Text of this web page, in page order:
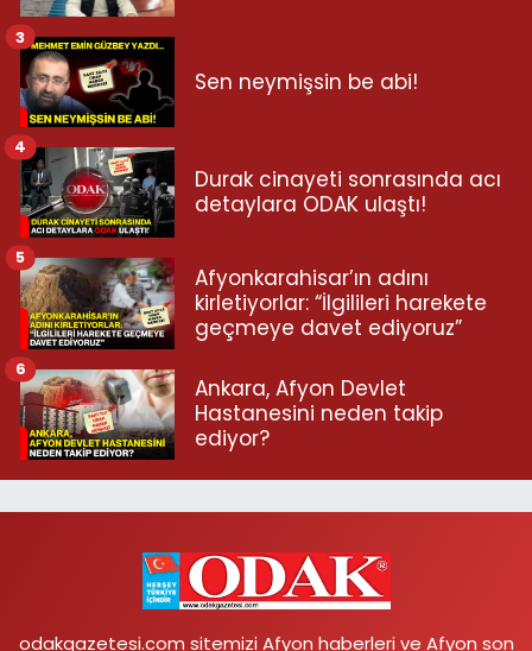
Sen neymişsin be abi!
3
Durak cinayeti sonrasında acı
detaylara ODAK ulaştı!
4
Afyonkarahisar’ın adını
kirletiyorlar: “İlgilileri harekete
geçmeye davet ediyoruz”
5
Ankara, Afyon Devlet
Hastanesini neden takip
ediyor?
6
odakgazetesi.com sitemizi Afyon haberleri ve Afyon son